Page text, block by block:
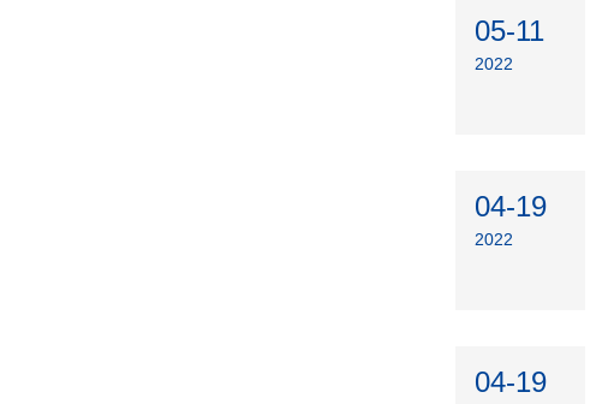
05-11
2022
04-19
2022
04-19